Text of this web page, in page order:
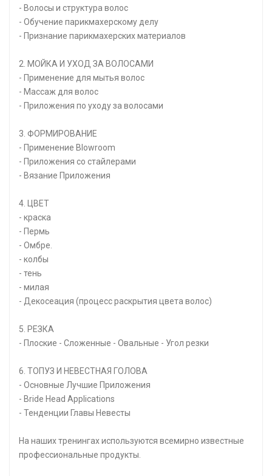
- Волосы и структура волос
- Обучение парикмахерскому делу
- Признание парикмахерских материалов
2. МОЙКА И УХОД ЗА ВОЛОСАМИ
- Применение для мытья волос
- Массаж для волос
- Приложения по уходу за волосами
3. ФОРМИРОВАНИЕ
- Применение Blowroom
- Приложения со стайлерами
- Вязание Приложения
4. ЦВЕТ
- краска
- Пермь
- Омбре.
- колбы
- тень
- милая
- Декосеация (процесс раскрытия цвета волос)
5. РЕЗКА
- Плоские - Сложенные - Овальные - Угол резки
6. ТОПУЗ И НЕВЕСТНАЯ ГОЛОВА
- Основные Лучшие Приложения
- Bride Head Applications
- Тенденции Главы Невесты
На наших тренингах используются всемирно известные
профессиональные продукты.